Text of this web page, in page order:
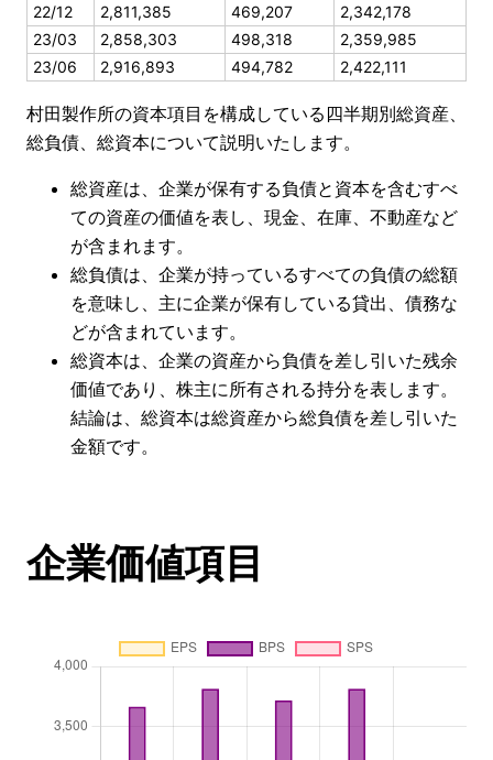
22/12
2,811,385 469,207
2,342,178
23/03
2,858,303 498,318
2,359,985
23/06
2,916,893 494,782 2,422,111
村田製作所の資本項目を構成している四半期別総資産、
総負債、総資本について説明いたします。
総資産は、企業が保有する負債と資本を含むすべ
ての資産の価値を表し、現金、在庫、不動産など
が含まれます。
総負債は、企業が持っているすべての負債の総額
を意味し、主に企業が保有している貸出、債務な
どが含まれています。
総資本は、企業の資産から負債を差し引いた残余
価値であり、株主に所有される持分を表します。
結論は、総資本は総資産から総負債を差し引いた
金額です。
企業価値項目